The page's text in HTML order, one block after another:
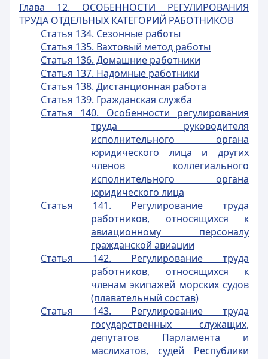
Глава 12. ОСОБЕННОСТИ РЕГУЛИРОВАНИЯ
ТРУДА ОТДЕЛЬНЫХ КАТЕГОРИЙ РАБОТНИКОВ
Статья 134. Сезонные работы
Статья 135. Вахтовый метод работы
Статья 136. Домашние работники
Статья 137. Надомные работники
Статья 138. Дистанционная работа
Статья 139. Гражданская служба
Статья 140. Особенности регулирования
труда руководителя
исполнительного органа
юридического лица и других
членов коллегиального
исполнительного органа
юридического лица
Статья 141. Регулирование труда
работников, относящихся к
авиационному персоналу
гражданской авиации
Статья 142. Регулирование труда
работников, относящихся к
членам экипажей морских судов
(плавательный состав)
Статья 143. Регулирование труда
государственных служащих,
депутатов Парламента и
маслихатов, судей Республики